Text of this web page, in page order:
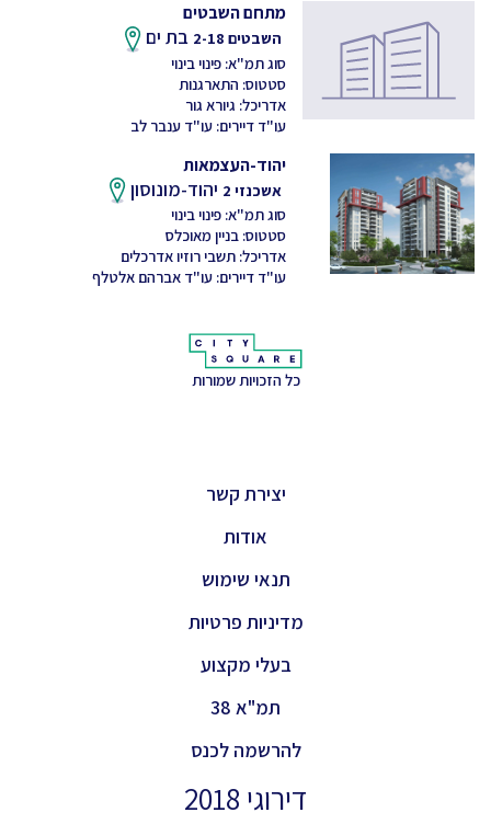
מתחם השבטים
השבטים 2-18 בת ים
סוג תמ"א: פינוי בינוי
סטטוס: התארגנות
אדריכל: גיורא גור
עו"ד דיירים: עו"ד ענבר לב
יהוד-העצמאות
אשכנזי 2 יהוד-מונוסון
סוג תמ"א: פינוי בינוי
סטטוס: בניין מאוכלס
אדריכל: תשבי רוזיו אדרכלים
עו"ד דיירים: עו"ד אברהם אלטלף
כל הזכויות שמורות
יצירת קשר
אודות
תנאי שימוש
מדיניות פרטיות
בעלי מקצוע
תמ"א 38
להרשמה לכנס
דירוגי 2018